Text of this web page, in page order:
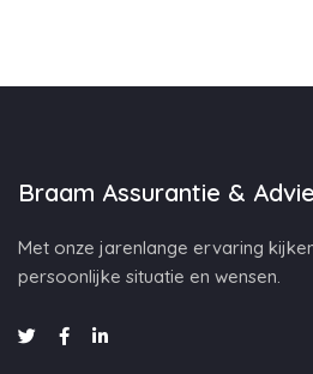
Braam Assurantie &
Met onze jarenlange ervaring
persoonlijke situatie en wensen.